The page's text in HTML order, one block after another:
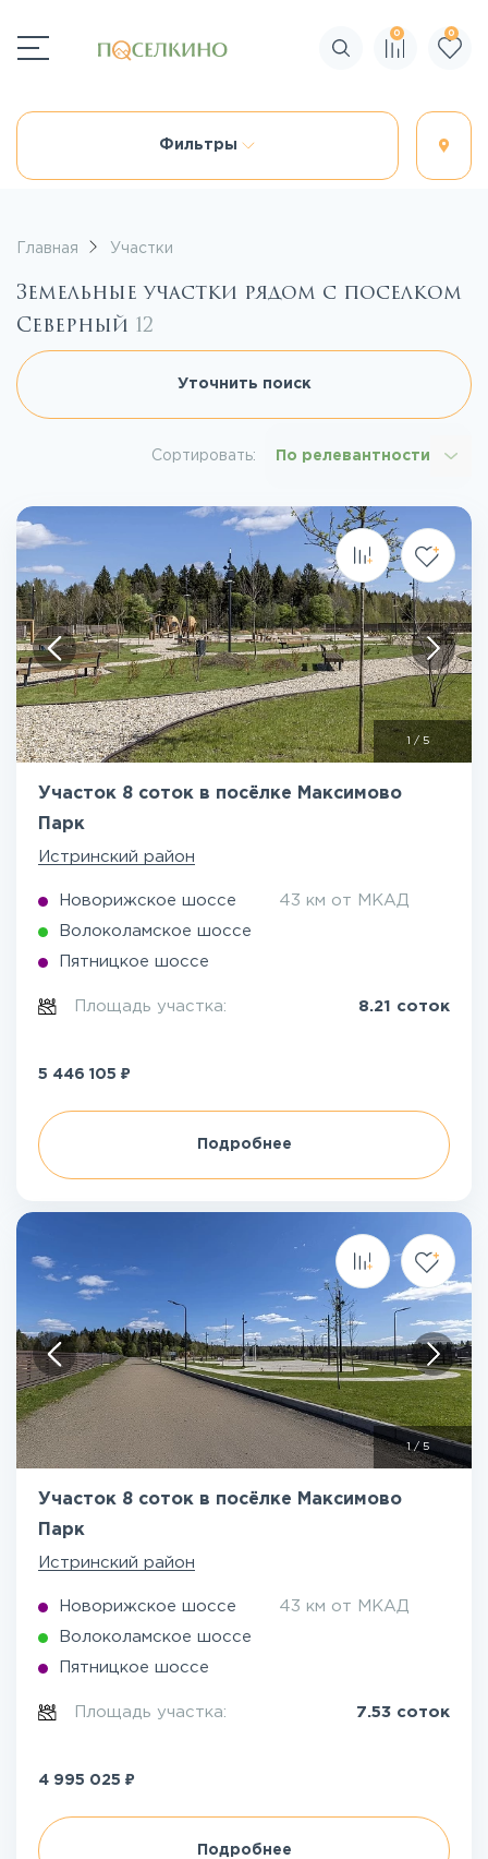
Поиск по сайту
0 0
Фильтры
Главная Участки
Земельные участки рядом с поселком
Северный 12
Уточнить поиск
Сортировать: По релевантности
/ 5
Участок 8 соток в посёлке Максимово
Парк
Истринский район
Новорижское шоссе 43 км от МКАД
Волоколамское шоссе
Пятницкое шоссе
Площадь участка: 8.21 соток
5 446 105 ₽
Подробнее
1/ 5
Участок 8 соток в посёлке Максимово
Парк
Истринский район
Новорижское шоссе 43 км от МКАД
Волоколамское шоссе
Пятницкое шоссе
Площадь участка: 7.53 соток
4 995 025 ₽
Подробнее